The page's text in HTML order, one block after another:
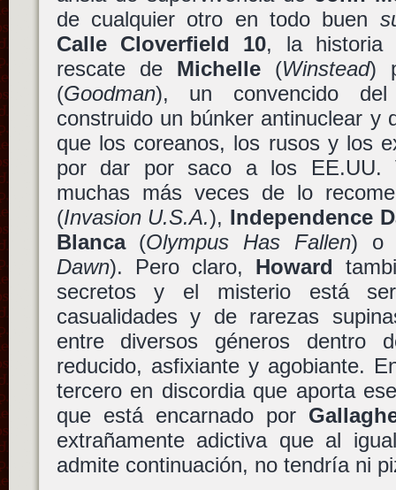
de cualquier otro en todo buen
Calle Cloverfield 10, la historia
rescate de Michelle(Winstead)
(Goodman), un convencido
construido un búnker antinuclear y
que los coreanos, los rusos y los
por dar por saco a los EE.UU.
muchas más veces de lo
(Invasion U.S.A.), Independence
Blanca(Olympus Has Fallen)
Dawn). Pero claro, Howard
secretos y el misterio está
casualidades y de rarezas
entre diversos géneros dentro
reducido, asfixiante y agobiante.
tercero en discordia que aporta
que está encarnado por
extrañamente adictiva que al
admite continuación, no tendría ni